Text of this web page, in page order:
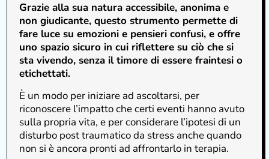
Grazie alla sua natura accessibile, anonima e
non giudicante, questo strumento permette di
fare luce su emozioni e pensieri confusi, e offre
uno spazio sicuro in cui riflettere su ciò che si
sta vivendo, senza il timore di essere fraintesi o
etichettati.
È un modo per iniziare ad ascoltarsi, per
riconoscere l’impatto che certi eventi hanno avuto
sulla propria vita, e per considerare l’ipotesi di un
disturbo post traumatico da stress anche quando
non si è ancora pronti ad affrontarlo in terapia.